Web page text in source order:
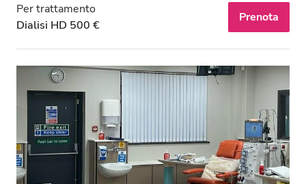
Per trattamento
Dialisi HD 500 €
Prenota